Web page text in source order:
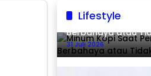
Lifestyle
Minum Kopi Saat
Berbahaya atau
31 Juli 2026